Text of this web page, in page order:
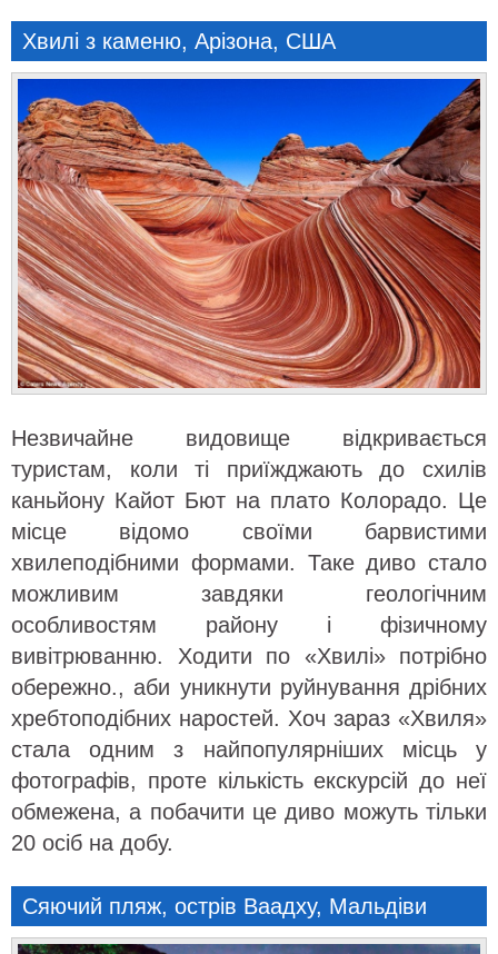
Хвилі з каменю, Арізона, США
Незвичайне видовище відкривається
туристам, коли ті приїжджають до схилів
каньйону Кайот Бют на плато Колорадо. Це
місце відомо своїми барвистими
хвилеподібними формами. Таке диво стало
можливим завдяки геологічним
особливостям району і фізичному
вивітрюванню. Ходити по «Хвилі» потрібно
обережно., аби уникнути руйнування дрібних
хребтоподібних наростей. Хоч зараз «Хвиля»
стала одним з найпопулярніших місць у
фотографів, проте кількість екскурсій до неї
обмежена, а побачити це диво можуть тільки
20 осіб на добу.
Сяючий пляж, острів Ваадху, Мальдіви